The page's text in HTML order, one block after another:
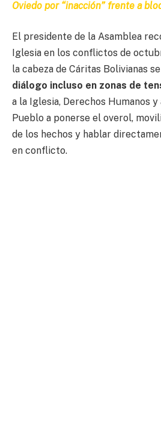
Oviedo por “inacción” frente a
El presidente de la Asamblea
Iglesia en los conflictos de
la cabeza de Cáritas Bolivianas se
diálogo incluso en zonas de
a la Iglesia, Derechos Humanos
Pueblo a ponerse el overol,
de los hechos y hablar
en conflicto.